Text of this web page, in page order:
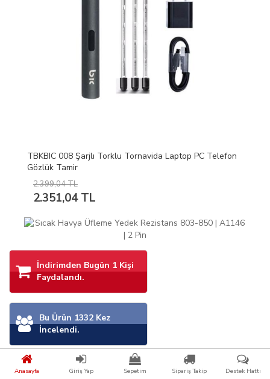
Anasayfa Giriş Yap Sepetim Sipariş Takip Destek Hattı
İndirimden Bugün 1 Kişi
Faydalandı.
Bu Ürün 1332 Kez
İncelendi.
TBKBIC 008 Şarjlı Torklu Tornavida Laptop PC Telefon
Gözlük Tamir
2.399,04 TL
2.351,04 TL